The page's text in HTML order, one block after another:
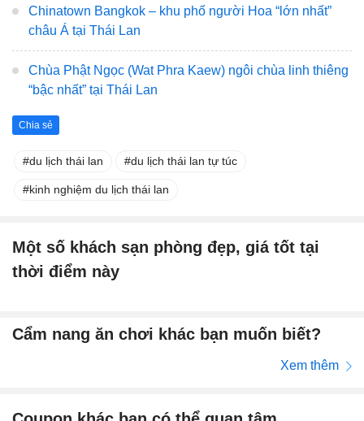
Chinatown Bangkok – khu phố người Hoa “lớn nhất”
châu Á tại Thái Lan
Chùa Phật Ngọc (Wat Phra Kaew) ngôi chùa linh thiêng
“bậc nhất” tại Thái Lan
Chia sẻ
du lịch thái lan du lịch thái lan tự túc
kinh nghiệm du lịch thái lan
Một số khách sạn phòng đẹp, giá tốt tại
thời điểm này
Cẩm nang ăn chơi khác bạn muốn biết?
Xem thêm